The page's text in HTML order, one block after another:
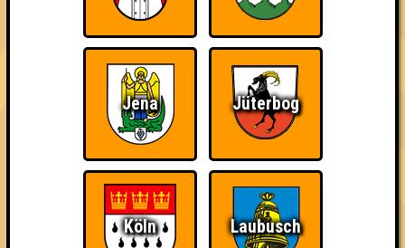
Quizveteran
Wir sind immer bei
Nerven aus Stahl
The Amount of
Teilnahmen is too
damn high
Ich war da, vor 3000
Da-Da Da! Da-Da Da!
Jena Jüterbog
Köln Laubusch